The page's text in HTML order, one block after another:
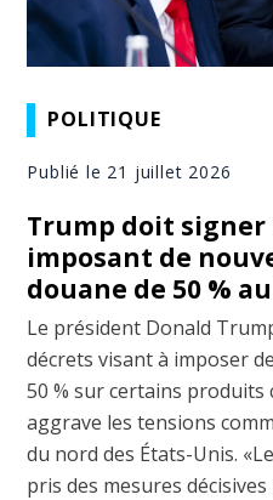
POLITIQUE
Publié le 21 juillet 2026
Trump doit
imposant de
douane de 50 %
Le président Donald
décrets visant à imposer
50 % sur certains produits
aggrave les tensions
du nord des États-Unis.
pris des mesures